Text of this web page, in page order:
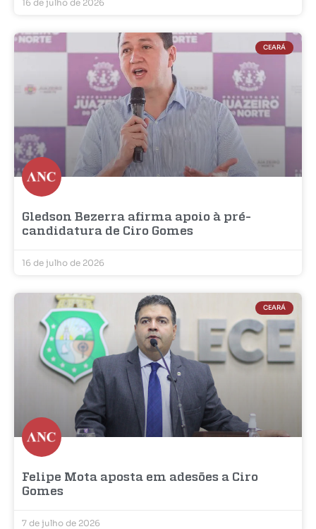
16 de julho de 2026
CEARÁ
Gledson Bezerra afirma apoio à pré-
candidatura de Ciro Gomes
16 de julho de 2026
CEARÁ
Felipe Mota aposta em adesões a Ciro
Gomes
7 de julho de 2026